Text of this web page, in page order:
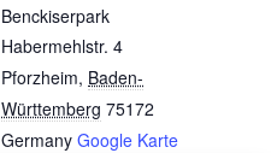
Benckiserpark
Habermehlstr. 4
Pforzheim, Baden-
Württemberg 75172
Germany Google Karte